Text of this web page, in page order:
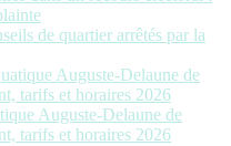
de quartier arrêtés par la
Auguste-Delaune de
tarifs et horaires 2026
Auguste-Delaune de
tarifs et horaires 2026